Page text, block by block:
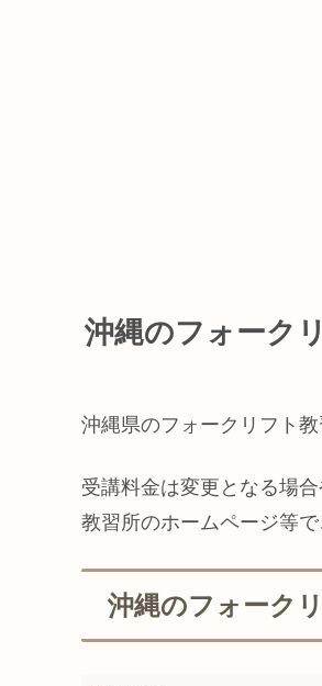
沖縄のフォーク
沖縄県のフォークリフト
受講料金は変更となる場
教習所のホームページ等で
沖縄のフォーク